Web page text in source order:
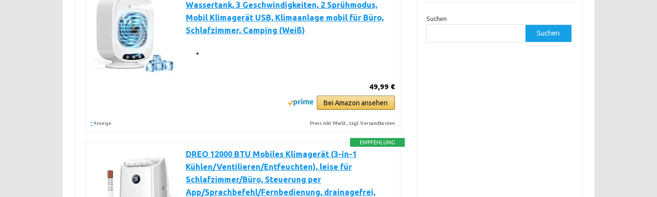
Wassertank, 3 Geschwindigkeiten, 2 Sprühmodus,
Mobil Klimagerät USB, Klimaanlage mobil für Büro,
Schlafzimmer, Camping (Weiß)
49,99 €
Bei Amazon ansehen
* Anzeige Preis inkl. MwSt., zzgl. Versandkosten
EMPFEHLUNG
DREO 12000 BTU Mobiles Klimagerät (3-in-1
Kühlen/Ventilieren/Entfeuchten), leise für
Schlafzimmer/Büro, Steuerung per
App/Sprachbefehl/Fernbedienung, drainagefrei,
Suchen
Suchen